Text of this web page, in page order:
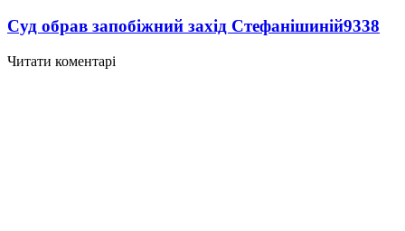
Суд обрав запобіжний захід Стефанішиній9338
Читати коментарі